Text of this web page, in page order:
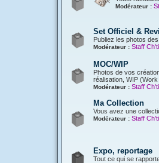
Modérateur :
Set Officiel &
Publiez les photos
Modérateur : Staff
MOC/WIP
Photos de vos
réalisation, WIP
Modérateur : Staff
Ma Collection
Vous avez une
Modérateur : Staff
Expo, reportage
Tout ce qui se